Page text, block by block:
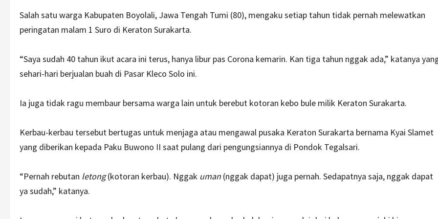
Salah satu warga Kabupaten Boyolali, Jawa Tengah Tumi (80), mengaku setiap tahun tidak pernah melewatkan
peringatan malam 1 Suro di Keraton Surakarta.
“Saya sudah 40 tahun ikut acara ini terus, hanya libur pas Corona kemarin. Kan tiga tahun nggak ada,” katanya
sehari-hari berjualan buah di Pasar Kleco Solo ini.
Ia juga tidak ragu membaur bersama warga lain untuk berebut kotoran kebo bule milik Keraton Surakarta.
Kerbau-kerbau tersebut bertugas untuk menjaga atau mengawal pusaka Keraton Surakarta bernama Kyai Slamet
yang diberikan kepada Paku Buwono II saat pulang dari pengungsiannya di Pondok Tegalsari.
“Pernah rebutan letong(kotoran kerbau). Nggak uman (nggak dapat) juga pernah. Sedapatnya saja, nggak dapat
ya sudah,” katanya.